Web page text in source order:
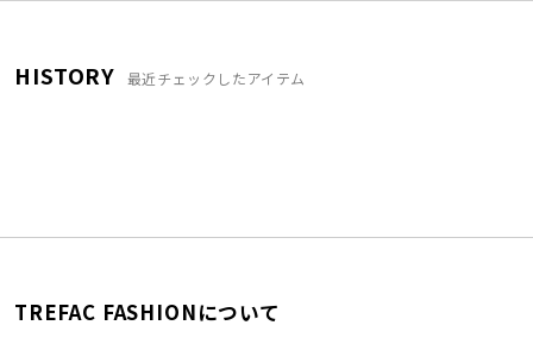
HISTORY 最近チェックしたアイテム
TREFAC FASHIONについて